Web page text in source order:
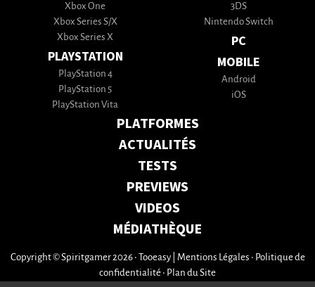
Xbox One
Xbox Series S/X
Xbox Series X
PLAYSTATION
PlayStation 4
PlayStation 5
PlayStation Vita
3DS
Nintendo Switch
PC
MOBILE
Android
iOS
PLATFORMES
ACTUALITÉS
TESTS
PREVIEWS
VIDEOS
MÉDIATHÈQUE
Copyright © Spiritgamer 2026 • Tooeasy Mentions Légales • Politique de
confidentialité • Plan du Site